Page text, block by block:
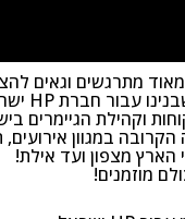
מתרגשים וגאים
וקהילת הגיימרים
במגוון אירועים,